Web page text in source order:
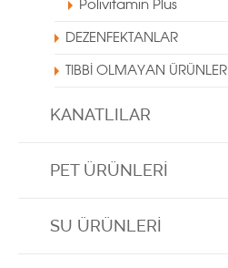
Polivitamin Plus
DEZENFEKTANLAR
TIBBİ OLMAYAN ÜRÜNLER
KANATLILAR
PET ÜRÜNLERİ
SU ÜRÜNLERİ